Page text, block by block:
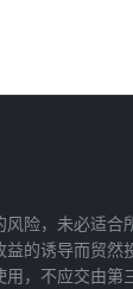
险，未必适合
的诱导而贸然
，不应交由第